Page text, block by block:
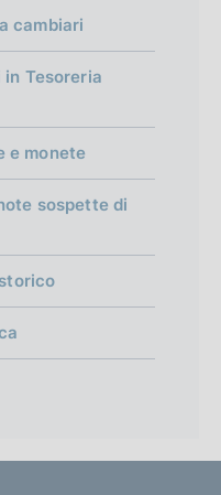
cambiari
Tesoreria
e monete
sospette di